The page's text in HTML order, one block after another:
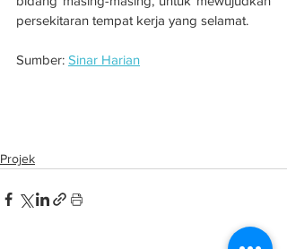
persekitaran tempat kerja yang selamat.
Sumber: Sinar Harian
Projek